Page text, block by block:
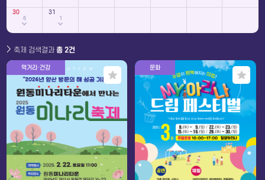
30
6
31
1
축제 검색결과총 2건
먹거리·건강 문화